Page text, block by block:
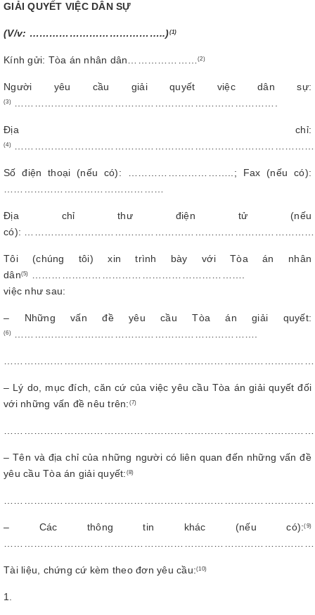
GIẢI QUYẾT VIỆC DÂN SỰ
(V/v: …………………………………..)(1)
Kính gửi: Tòa án nhân dân………………… (2)
Người yêu cầu giải quyết việc dân sự:
(3)…………………………………………………………………….
Địa chỉ:
(4)
Số điện thoại (nếu có): …………………………..; Fax (nếu có):
Địa chỉ thư điện tử (nếu
có):
Tôi (chúng tôi) xin trình bày với Tòa án nhân
dân(5)
việc như sau:
– Những vấn đề yêu cầu Tòa án giải quyết:
(6)……………………………………………………………….
– Lý do, mục đích, căn cứ của việc yêu cầu Tòa án giải quyết đối
với những vấn đề nêu trên: (7)
– Tên và địa chỉ của những người có liên quan đến những vấn đề
yêu cầu Tòa án giải quyết: (8)
– Các thông tin khác (nếu có):(9)
Tài liệu, chứng cứ kèm theo đơn yêu cầu:(1 0)
1.